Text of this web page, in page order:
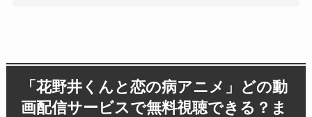
「花野井くんと恋の病アニメ」どの動
画配信サービスで無料視聴できる？ま